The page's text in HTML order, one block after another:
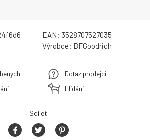
EAN: 3528707527035
Výrobce: BFGoodrich
Dotaz prodejci
Hlídání
Sdílet